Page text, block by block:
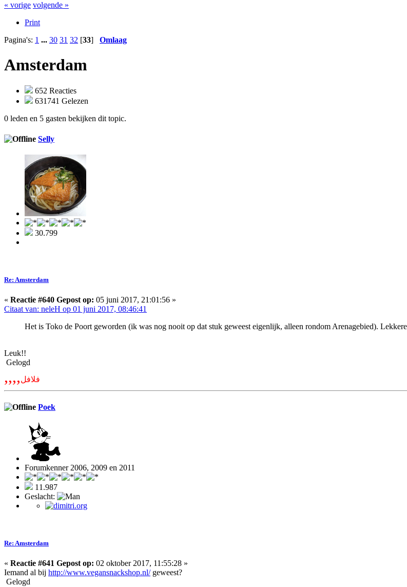
« vorige volgende »
Print
Pagina's: 1 ... 30 31 32 [33] Omlaag
Amsterdam
652 Reacties
631741 Gelezen
0 leden en 5 gasten bekijken dit topic.
Selly
30.799
Re: Amsterdam
« Reactie #640 Gepost op: 05 juni 2017, 21:01:56 »
Citaat van: neleH op 01 juni 2017, 08:46:41
Het is Toko de Poort geworden (ik was nog nooit op dat stuk geweest eigenlijk, alleen rondom Arenagebied).
Leuk!!
Gelogd
,,,,فلافل
Poek
Forumkenner 2006, 2009 en 2011
11.987
Geslacht:
Re: Amsterdam
« Reactie #641 Gepost op: 02 oktober 2017, 11:55:28 »
Iemand al bij http://www.vegansnackshop.nl/geweest?
Gelogd